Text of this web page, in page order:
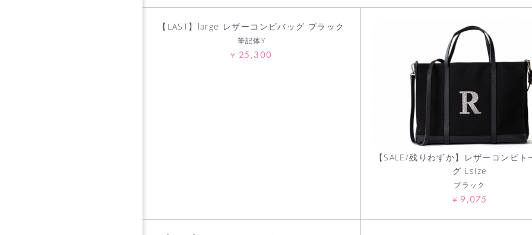
【LAST】large レザーコンビバッグ ブラック
筆記体Y
¥ 25,300
【SALE/残りわずか】レザーコンビト
グ Lsize
ブラック
¥ 9,075